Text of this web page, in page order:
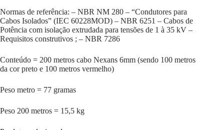
Normas de referência: – NBR NM 280 – “Condutores para
Cabos Isolados” (IEC 60228MOD) – NBR 6251 – Cabos de
Potência com isolação extrudada para tensões de 1 à 35 kV –
Requisitos construtivos ; – NBR 7286
Conteúdo = 200 metros cabo Nexans 6mm (sendo 100 metros
da cor preto e 100 metros vermelho)
Peso metro = 77 gramas
Peso 200 metros = 15,5 kg